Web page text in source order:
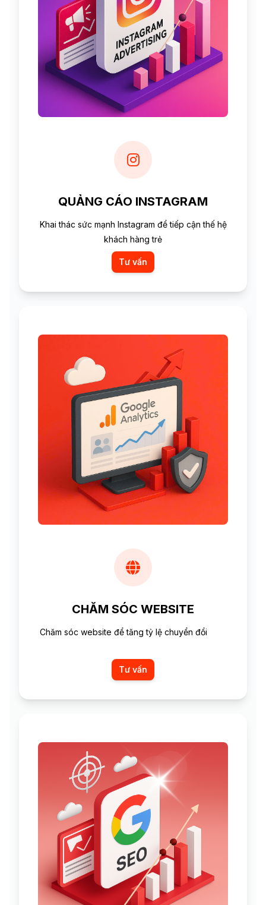
QUẢNG CÁO INSTAGRAM
Khai thác sức mạnh Instagram để tiếp cận thế hệ
khách hàng trẻ
Tư vấn
CHĂM SÓC WEBSITE
Chăm sóc website để tăng tỷ lệ chuyển đổi
Tư vấn